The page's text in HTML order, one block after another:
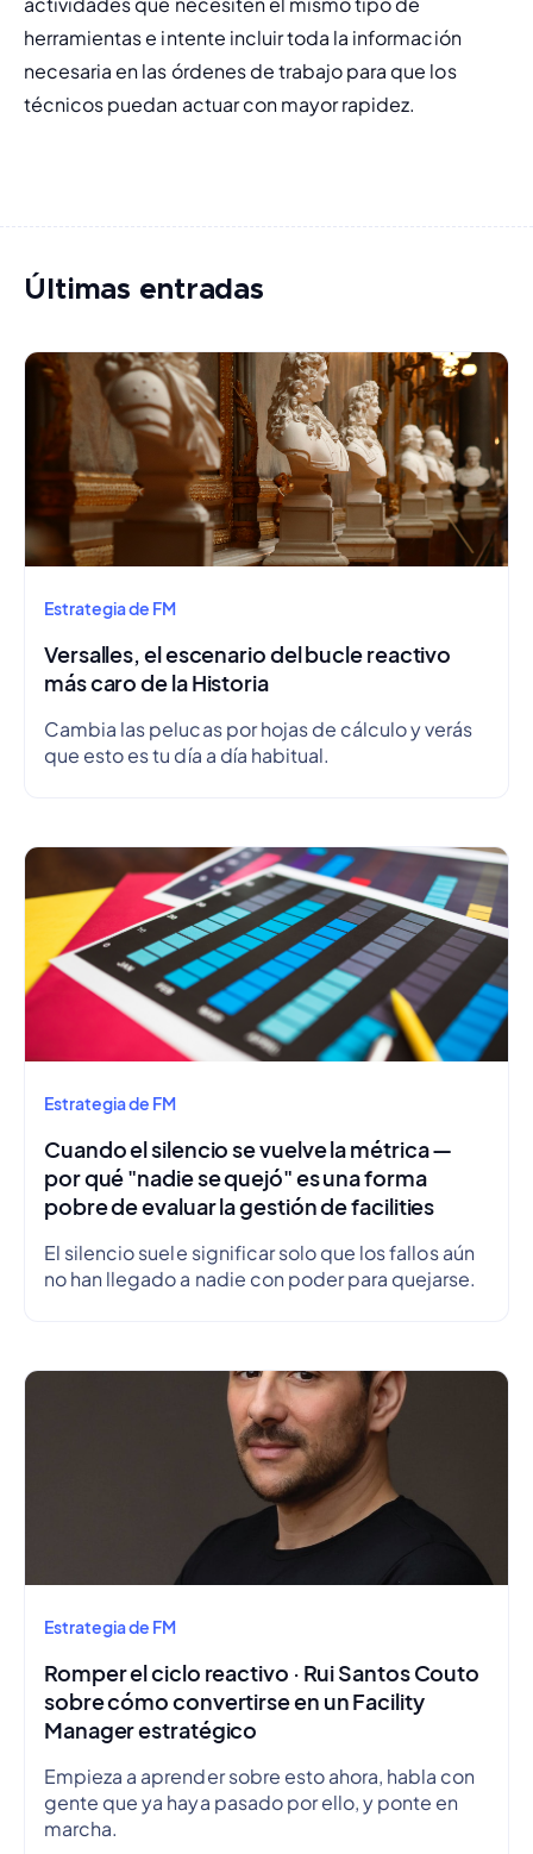
herramientas e intente incluir toda la información
necesaria en las órdenes de trabajo para que los
técnicos puedan actuar con mayor rapidez.
Últimas entradas
Estrategia de FM
Versalles, el escenario del bucle reactivo
más caro de la Historia
Cambia las pelucas por hojas de cálculo y verás
que esto es tu día a día habitual.
Estrategia de FM
Cuando el silencio se vuelve la métrica —
por qué "nadie se quejó" es una forma
pobre de evaluar la gestión de facilities
El silencio suele significar solo que los fallos aún
no han llegado a nadie con poder para quejarse.
Estrategia de FM
Romper el ciclo reactivo · Rui Santos Couto
sobre cómo convertirse en un Facility
Manager estratégico
Empieza a aprender sobre esto ahora, habla con
gente que ya haya pasado por ello, y ponte en
marcha.